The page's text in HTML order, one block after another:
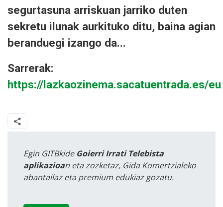
segurtasuna arriskuan jarriko duten
sekretu ilunak aurkituko ditu, baina agian
beranduegi izango da...
Sarrerak:
https://lazkaozinema.sacatuentrada.es/eu
Egin GITBkide Goierri Irrati Telebista
aplikazioan eta zozketaz, Gida Komertzialeko
abantailaz eta premium edukiaz gozatu.